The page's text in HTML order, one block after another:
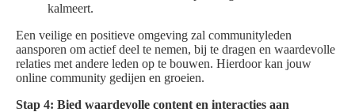
kalmeert.
Een veilige en positieve omgeving zal communityleden
aansporen om actief deel te nemen, bij te dragen en waardevolle
relaties met andere leden op te bouwen. Hierdoor kan jouw
online community gedijen en groeien.
Stap 4: Bied waardevolle content en interacties aan